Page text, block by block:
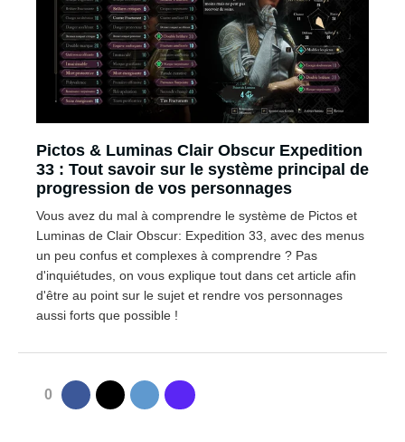
Pictos & Luminas Clair Obscur Expedition
33 : Tout savoir sur le système principal de
progression de vos personnages
Vous avez du mal à comprendre le système de Pictos et
Luminas de Clair Obscur: Expedition 33, avec des menus
un peu confus et complexes à comprendre ? Pas
d'inquiétudes, on vous explique tout dans cet article afin
d'être au point sur le sujet et rendre vos personnages
aussi forts que possible !
0